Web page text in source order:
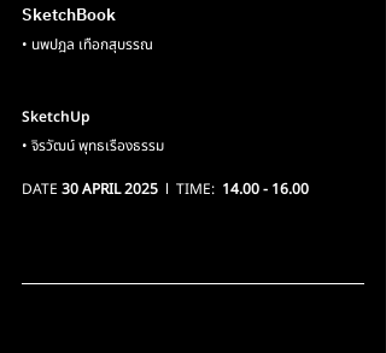
SketchBook
• นพปฎล เทือกสุบรรณ
SketchUp
• จิรวัฒน์ พุทธเรืองธรรม
DATE 30 APRIL 2025 l  TIME: 14.00 - 16.00